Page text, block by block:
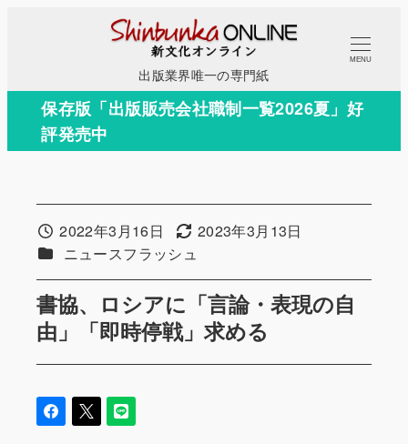
コ
テ
出版業界唯一の専門紙
MENU
保存版「出版販売会社職制一覧2026夏」好
評発売中
書協、ロシアに「言論・表現の自
由」「即時停戦」求める
投稿日2022年3月16日 更新日2023年3月13日
カテゴリー
ニュースフラッシュ